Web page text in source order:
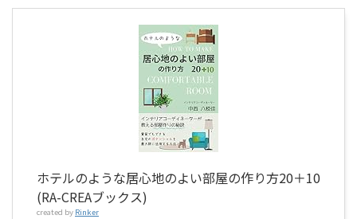
ホテルのような居心地のよい部屋の作り方20＋10
(RA-CREAブックス)
created by Rinker